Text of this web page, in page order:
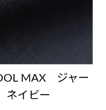
MAX ジャー
イビー